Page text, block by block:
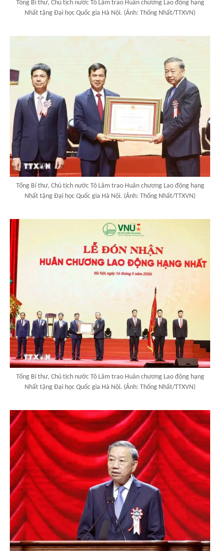
Tổng Bí thư, Chủ tịch nước Tô Lâm trao Huân chương Lao động hạng
Nhất tặng Đại học Quốc gia Hà Nội. (Ảnh: Thống Nhất/TTXVN)
Tổng Bí thư, Chủ tịch nước Tô Lâm trao Huân chương Lao động hạng
Nhất tặng Đại học Quốc gia Hà Nội. (Ảnh: Thống Nhất/TTXVN)
Tổng Bí thư, Chủ tịch nước Tô Lâm trao Huân chương Lao động hạng
Nhất tặng Đại học Quốc gia Hà Nội. (Ảnh: Thống Nhất/TTXVN)